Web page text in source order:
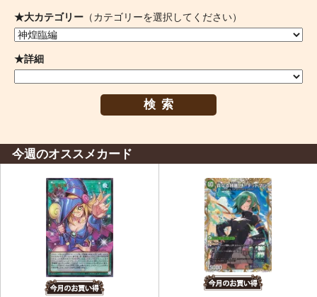
★大カテゴリー （カテゴリーを選択してください）
★詳細
検索
今週のオススメカード